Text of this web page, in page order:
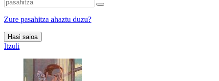
Zure pasahitza ahaztu duzu?
Hasi saioa
Itzuli